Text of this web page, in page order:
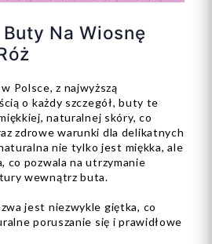
Na Wiosnę
Polsce, z najwyższą
o każdy szczegół, buty te
naturalnej skóry, co
zdrowe warunki dla delikatnych
nie tylko jest miękka, ale
co pozwala na utrzymanie
wewnątrz buta.
jest niezwykle giętka, co
poruszanie się i prawidłowe